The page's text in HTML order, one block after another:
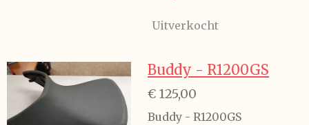
Uitverkocht
Buddy - R1200GS
€ 125,00
Buddy - R1200GS